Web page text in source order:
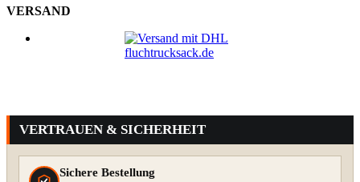
VERSAND
VERTRAUEN & SICHERHEIT
Sichere Bestellung